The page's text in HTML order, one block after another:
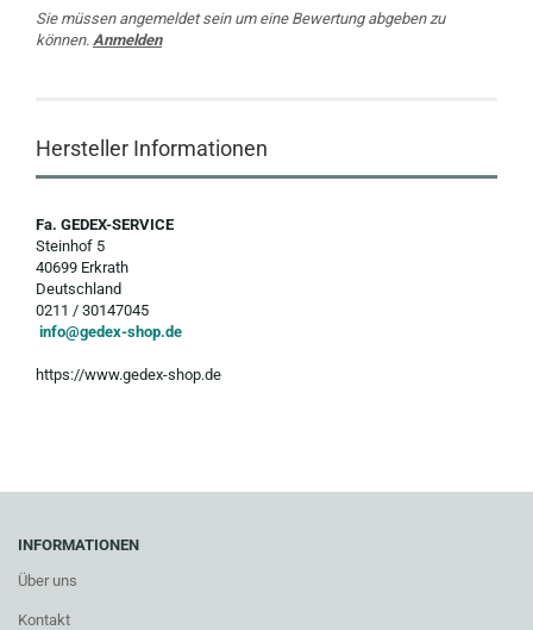
Sie müssen angemeldet sein um eine Bewertung abgeben zu
können. Anmelden
Hersteller Informationen
Fa. GEDEX-SERVICE
Steinhof 5
40699 Erkrath
Deutschland
0211 / 30147045
info@gedex-shop.de
https://www.gedex-shop.de
INFORMATIONEN
Über uns
Kontakt